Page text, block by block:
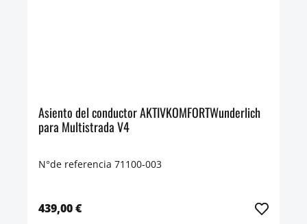
Asiento del conductor AKTIVKOMFORTWunderlich
para Multistrada V4
N°de referencia 71100-003
439,00 €